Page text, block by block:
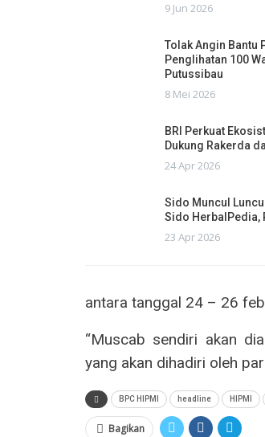
9 Jun 2026
Tolak Angin Bantu
Penglihatan 100
Putussibau
8 Mei 2026
BRI Perkuat
Dukung Rakerda
24 Apr 2026
Sido Muncul
Sido HerbalPedia,
23 Apr 2026
antara tanggal 24 – 26
“Muscab sendiri akan
yang akan dihadiri oleh
BPC HIPMI headline HIPMI
Bagikan